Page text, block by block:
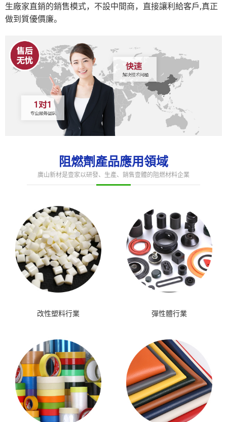
生廠家直銷的銷售模式，不設中間商，直接讓利給客戶,真正
做到質優價廉。
阻燃劑產品應用領域
廣山新材是壹家以研發、生產、銷售壹體的阻燃材料企業
改性塑料行業 彈性體行業